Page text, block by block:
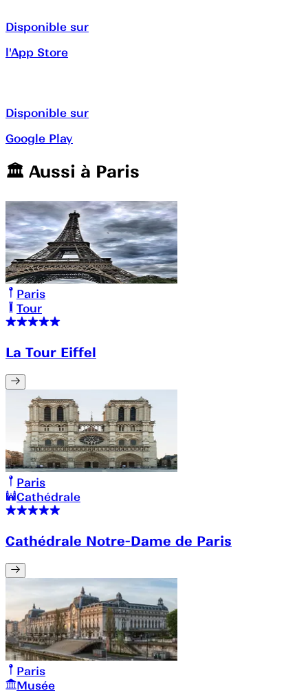
Disponible sur
l'App Store
Disponible sur
Google Play
🏛️️ Aussi à Paris
Paris
Tour
La Tour Eiffel
Paris
Cathédrale
Cathédrale Notre-Dame de Paris
Paris
Musée